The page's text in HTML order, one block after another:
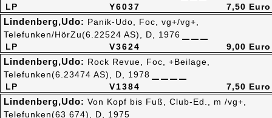
Y6037
LP
7,50 Euro
V3624
LP
Lindenberg,Udo: Panik-Udo, Foc, vg+/vg+,
Telefunken/HörZu(6.22524 AS), D, 1976
9,00 Euro
V1384
LP
Lindenberg,Udo: Rock Revue, Foc, +Beilage,
Telefunken(6.23474 AS), D, 1978
7,50 Euro
Lindenberg,Udo: Von Kopf bis Fuß, Club-Ed., m /vg+,
Telefunken(63 674), D, 1975